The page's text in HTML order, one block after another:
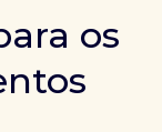
os